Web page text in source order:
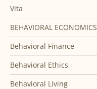
Vita
BEHAVIORAL ECONOMICS
Behavioral Finance
Behavioral Ethics
Behavioral Living